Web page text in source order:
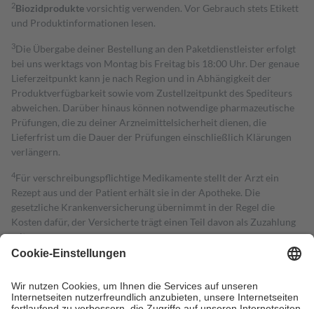
2Biozidproduktevorsichtig verwenden. Vor Gebrauch stets Etikett
und Produktinformationen lesen.
3Die Übergabe deiner Bestellung an den Paketdienstleister erfolgt
bei uns werktags von Montag bis Freitag bis 18:00 Uhr. Der genaue
Lieferzeitpunkt kann je nach Region und in Abhängigkeit der
Produktverfügbarkeit sowie vom Zustellzeitpunkt des Spediteurs
abweichen. Darüber hinaus können notwendige pharmazeutische
Prüfungen, die zu deiner Arzneimittelsicherheit dienen, die
Lieferfrist um die Dauer der Prüfungen einschließlich Klärungen
verlängern.
4Für verschreibungspflichtige Medikamente stellt der Arzt ein
Rezept aus und der Patient erhält sie in der Apotheke. Die
gesetzliche Krankenversicherung übernimmt in der Regel die
Kosten dafür, der Versicherte trägt einen Teil davon als Zuzahlung
mit.
Grundsätzlich leisten Mitglieder Zuzahlungen in Höhe von zehn
höchstens zehn Euro.
Es sind jedoch nie mehr als die tatsächlichen
Kosten der Leistung zu entrichten.